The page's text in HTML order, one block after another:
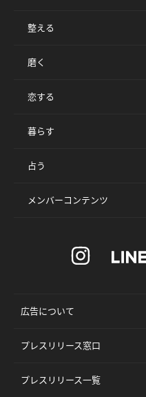
整える
磨く
恋する
暮らす
占う
メンバーコンテンツ
広告について
プレスリリース窓口
プレスリリース一覧